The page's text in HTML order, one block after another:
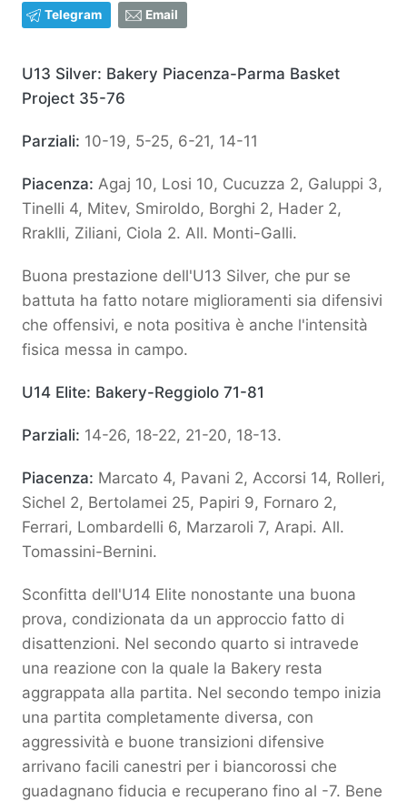
Telegram Email
U13 Silver: Bakery Piacenza-Parma Basket
Project 35-76
Parziali: 10-19, 5-25, 6-21, 14-11
Piacenza: Agaj 10, Losi 10, Cucuzza 2, Galuppi 3,
Tinelli 4, Mitev, Smiroldo, Borghi 2, Hader 2,
Rraklli, Ziliani, Ciola 2. All. Monti-Galli.
Buona prestazione dell'U13 Silver, che pur se
battuta ha fatto notare miglioramenti sia difensivi
che offensivi, e nota positiva è anche l'intensità
fisica messa in campo.
U14 Elite: Bakery-Reggiolo 71-81
Parziali: 14-26, 18-22, 21-20, 18-13.
Piacenza: Marcato 4, Pavani 2, Accorsi 14, Rolleri,
Sichel 2, Bertolamei 25, Papiri 9, Fornaro 2,
Ferrari, Lombardelli 6, Marzaroli 7, Arapi. All.
Tomassini-Bernini.
Sconfitta dell'U14 Elite nonostante una buona
prova, condizionata da un approccio fatto di
disattenzioni. Nel secondo quarto si intravede
una reazione con la quale la Bakery resta
aggrappata alla partita. Nel secondo tempo inizia
una partita completamente diversa, con
aggressività e buone transizioni difensive
arrivano facili canestri per i biancorossi che
guadagnano fiducia e recuperano fino al -7. Bene